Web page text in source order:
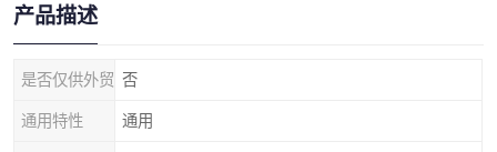
产品描述
是否仅供外贸 否
通用特性 通用